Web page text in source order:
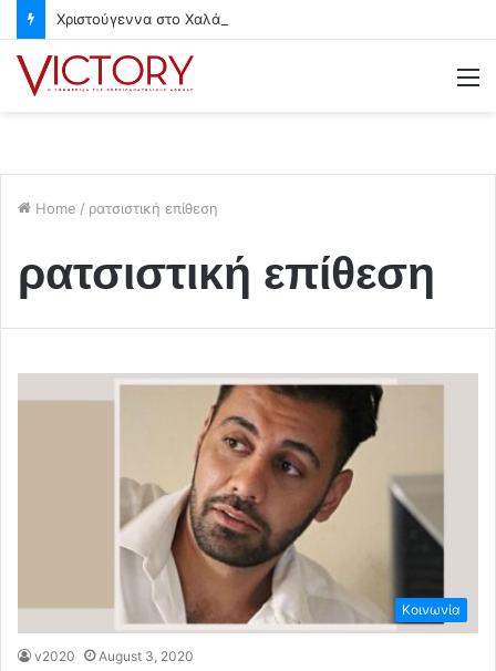
Home / ρατσιστική επίθεση
ρατσιστική επίθεση
Κοινωνία
v2020 August 3, 2020